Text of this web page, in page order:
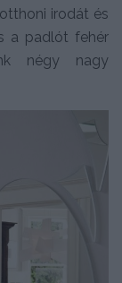
irodát és
a padlót fehér
négy nagy